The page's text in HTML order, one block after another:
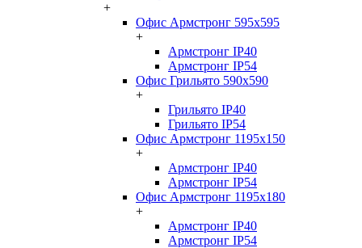
+
Офис Армстронг 595x595
+
Армстронг IP40
Армстронг IP54
Офис Грильято 590x590
+
Грильято IP40
Грильято IP54
Офис Армстронг 1195x150
+
Армстронг IP40
Армстронг IP54
Офис Армстронг 1195x180
+
Армстронг IP40
Армстронг IP54